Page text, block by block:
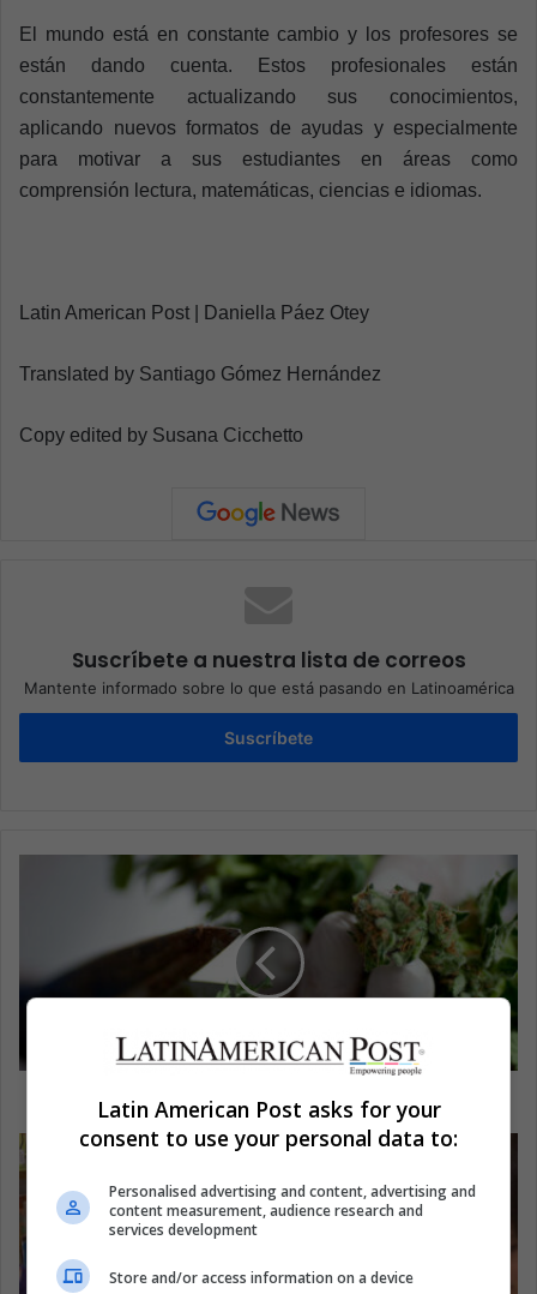
El mundo está en constante cambio y los profesores se
están dando cuenta. Estos profesionales están
constantemente actualizando sus conocimientos,
aplicando nuevos formatos de ayudas y especialmente
para motivar a sus estudiantes en áreas como
comprensión lectura, matemáticas, ciencias e idiomas.
Latin American Post | Daniella Páez Otey
Translated by Santiago Gómez Hernández
Copy edited by Susana Cicchetto
Suscríbete a nuestra lista de correos
Mantente informado sobre lo que está pasando en Latinoamérica
Suscríbete
¿Es la marihuana legal en Latinoamérica?
Latin American Post asks for your
consent to use your personal data to:
Personalised advertising and content, advertising and
content measurement, audience research and
services development
Store and/or access information on a device